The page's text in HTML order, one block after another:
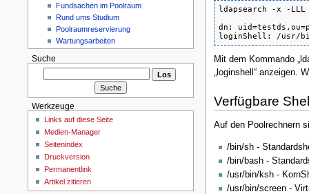
ldapsearch -x -
dn:
loginShell: /usr/
Mit dem Kommando
„loginshell“ anzeigen.
Verfügbare
Auf den Poolrechnern
/bin/sh -
/bin/bash -
/usr/bin/ksh -
/usr/bin/screen -
Fundsachen im Poolraum
Rund ums Studium
Poolraumreservierung
Wartungsarbeiten
Suche
Werkzeuge
Links auf diese Seite
Medien-Manager
Seitenindex
Druckversion
Permanentlink
Artikel zitieren